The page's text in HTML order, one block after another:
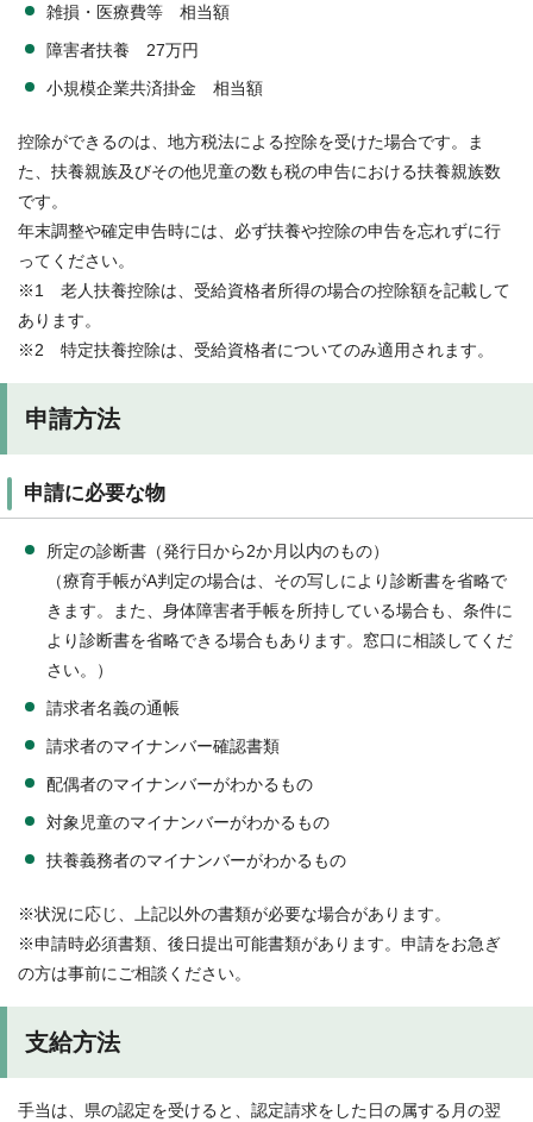
雑損・医療費等 相当額
障害者扶養 27万円
小規模企業共済掛金 相当額
控除ができるのは、地方税法による控除を受けた場合です。ま
た、扶養親族及びその他児童の数も税の申告における扶養親族数
です。
年末調整や確定申告時には、必ず扶養や控除の申告を忘れずに行
ってください。
※1 老人扶養控除は、受給資格者所得の場合の控除額を記載して
あります。
※2 特定扶養控除は、受給資格者についてのみ適用されます。
申請方法
申請に必要な物
所定の診断書（発行日から2か月以内のもの）
（療育手帳がA判定の場合は、その写しにより診断書を省略で
きます。また、身体障害者手帳を所持している場合も、条件に
より診断書を省略できる場合もあります。窓口に相談してくだ
さい。）
請求者名義の通帳
請求者のマイナンバー確認書類
配偶者のマイナンバーがわかるもの
対象児童のマイナンバーがわかるもの
扶養義務者のマイナンバーがわかるもの
※状況に応じ、上記以外の書類が必要な場合があります。
※申請時必須書類、後日提出可能書類があります。申請をお急ぎ
の方は事前にご相談ください。
支給方法
手当は、県の認定を受けると、認定請求をした日の属する月の翌